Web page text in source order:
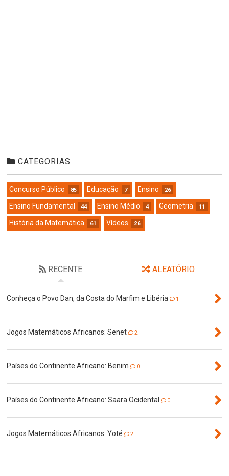
CATEGORIAS
Concurso Público 85 Educação 7 Ensino 26
Ensino Fundamental 44 Ensino Médio 4 Geometria 11
História da Matemática 61 Vídeos 26
RECENTE ALEATÓRIO
Conheça o Povo Dan, da Costa do Marfim e Libéria 1
Jogos Matemáticos Africanos: Senet 2
Países do Continente Africano: Benim 0
Países do Continente Africano: Saara Ocidental 0
Jogos Matemáticos Africanos: Yoté 2